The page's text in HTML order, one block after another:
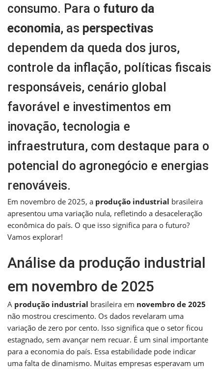
consumo. Para o futuro da
economia, as perspectivas
dependem da queda dos juros,
controle da inflação, políticas fiscais
responsáveis, cenário global
favorável e investimentos em
inovação, tecnologia e
infraestrutura, com destaque para o
potencial do agronegócio e energias
renováveis.
Em novembro de 2025, a produção industrial brasileira
apresentou uma variação nula, refletindo a desaceleração
econômica do país. O que isso significa para o futuro?
Vamos explorar!
Análise da produção industrial
em novembro de 2025
A produção industrial brasileira em novembro de 2025
não mostrou crescimento. Os dados revelaram uma
variação de zero por cento. Isso significa que o setor ficou
estagnado, sem avançar nem recuar. É um sinal importante
para a economia do país. Essa estabilidade pode indicar
uma falta de dinamismo. Muitas empresas esperavam um